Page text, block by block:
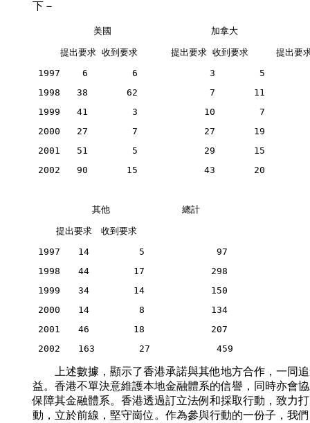
下－
美國                  加拿大
提出要求 收到要求      提出要求 收到要求     提出要
1997    6        6             3        5
1998   38       62             7       11
1999   41        3            10        7
2000   27        7            27       19
2001   51        5            29       15
2002   90       15            43       20
其他　　　　　　　　總計
提出要求　收到要求
1997　　14         5             97
1998　　44        17            298
1999　　34        14            150
2000　　14         8            134
2001　　46        18            207
2002　　163        27            459
上述數據，顯示了香港承諾與其他地方合作，一同追
益。香港不單決意維護本地金融體系的信譽，同時亦會
保障其金融體系。香港透過訂立法例和採取行動，致力
動，立於前線，堅守崗位。作為參與行動的一份子，我